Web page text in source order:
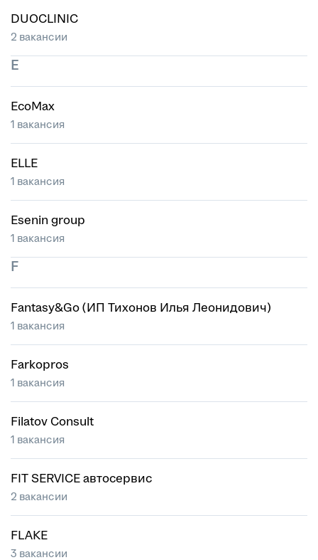
DUOCLINIC
2 вакансии
E
EcoMax
1 вакансия
ELLE
1 вакансия
Esenin group
1 вакансия
F
Fantasy&Go (ИП Тихонов Илья Леонидович)
1 вакансия
Farkopros
1 вакансия
Filatov Consult
1 вакансия
FIT SERVICE автосервис
2 вакансии
FLAKE
3 вакансии